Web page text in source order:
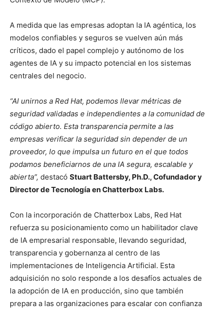
A medida que las empresas adoptan la IA agéntica, los
modelos confiables y seguros se vuelven aún más
críticos, dado el papel complejo y autónomo de los
agentes de IA y su impacto potencial en los sistemas
centrales del negocio.
“Al unirnos a Red Hat, podemos llevar métricas de
seguridad validadas e independientes a la comunidad de
código abierto. Esta transparencia permite a las
empresas verificar la seguridad sin depender de un
proveedor, lo que impulsa un futuro en el que todos
podamos beneficiarnos de una IA segura, escalable y
abierta”, destacó Stuart Battersby, Ph.D., Cofundador y
Director de Tecnología en Chatterbox Labs.
Con la incorporación de Chatterbox Labs, Red Hat
refuerza su posicionamiento como un habilitador clave
de IA empresarial responsable, llevando seguridad,
transparencia y gobernanza al centro de las
implementaciones de Inteligencia Artificial. Esta
adquisición no solo responde a los desafíos actuales de
la adopción de IA en producción, sino que también
prepara a las organizaciones para escalar con confianza